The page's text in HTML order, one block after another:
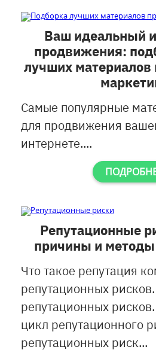
Ваш идеальный
продвижения:
лучших материалов
Самые популярные
для продвижения
интернете....
Репутационные
причины и
Что такое репутация
репутационных
репутационных
цикл репутационного
репутационных риск...